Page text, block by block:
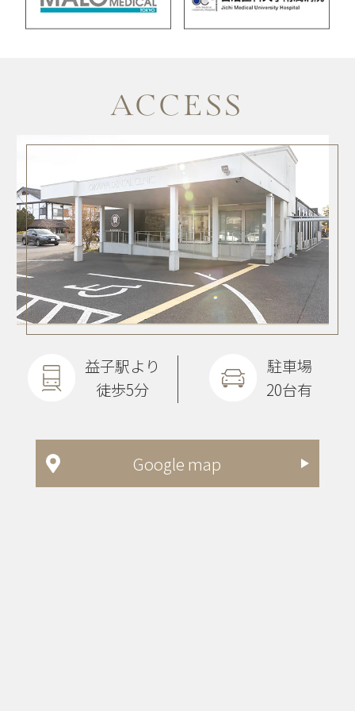
Google map
ACCESS
益子駅より
徒歩5分
駐車場
20台有